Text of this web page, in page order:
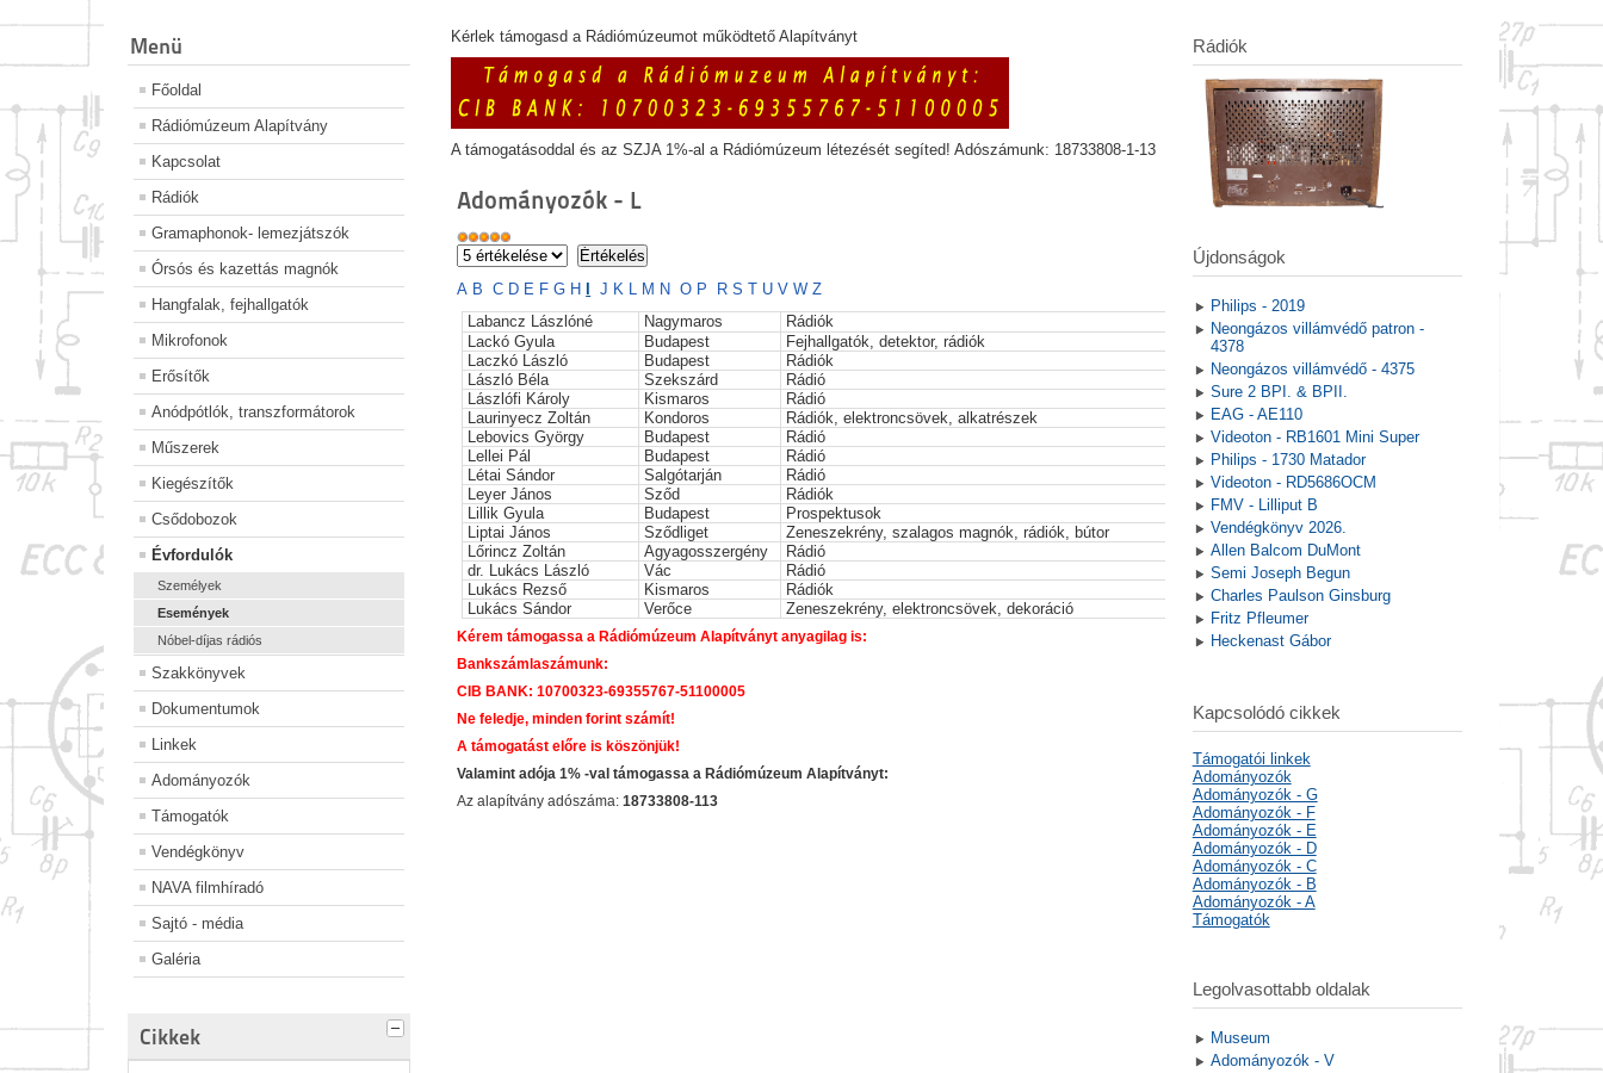
Menü
Főoldal
Rádiómúzeum Alapítvány
Kapcsolat
Rádiók
Gramaphonok- lemezjátszók
Órsós és kazettás magnók
Hangfalak, fejhallgatók
Mikrofonok
Erősítők
Anódpótlók, transzformátorok
Műszerek
Kiegészítők
Csődobozok
Évfordulók
Személyek
Események
Nóbel-díjas rádiós
Szakkönyvek
Dokumentumok
Linkek
Adományozók
Támogatók
Vendégkönyv
NAVA filmhíradó
Sajtó - média
Galéria
Cikkek
Kérlek támogasd a Rádiómúzeumot működtető Alapítványt
A támogatásoddal és az SZJA 1%-al a Rádiómúzeum létezését segíted! Adószámunk: 18733808-1-13
Adományozók - L
A BC D E F G H J K L M NO P R S T U V W Z
Labancz Lászlóné
Nagymaros
Rádiók
Lackó Gyula
Budapest
Fejhallgatók, detektor, rádiók
Laczkó László
Budapest
Rádiók
László Béla
Szekszárd
Rádió
Lászlófi Károly
Kismaros
Rádió
Laurinyecz Zoltán
Kondoros
Rádiók, elektroncsövek, alkatrészek
Lebovics György
Budapest
Rádió
Lellei Pál
Budapest
Rádió
Létai Sándor
Salgótarján
Rádió
Leyer János
Sződ
Rádiók
Lillik Gyula
Budapest
Prospektusok
Liptai János
Sződliget
Zeneszekrény, szalagos magnók, rádiók, bútor
Lőrincz Zoltán
Agyagosszergény
Rádió
dr. Lukács László
Vác
Rádió
Lukács Rezső
Kismaros
Rádiók
Lukács Sándor
Verőce Zeneszekrény, elektroncsövek, dekoráció
Kérem támogassa a Rádiómúzeum Alapítványt anyagilag is:
Bankszámlaszámunk:
CIB BANK: 10700323-69355767-51100005
Ne feledje, minden forint számít!
A támogatást előre is köszönjük!
Valamint adója 1% -val támogassa a Rádiómúzeum Alapítványt:
Az alapítvány adószáma:18733808-113
Rádiók
Újdonságok
Philips - 2019
Neongázos villámvédő patron -
4378
Neongázos villámvédő - 4375
Sure 2 BPI. & BPII.
EAG - AE110
Videoton - RB1601 Mini Super
Philips - 1730 Matador
Videoton - RD5686OCM
FMV - Lilliput B
Vendégkönyv 2026.
Allen Balcom DuMont
Semi Joseph Begun
Charles Paulson Ginsburg
Fritz Pfleumer
Heckenast Gábor
Kapcsolódó cikkek
Támogatói linkek
Adományozók
Adományozók - G
Adományozók - F
Adományozók - E
Adományozók - D
Adományozók - C
Adományozók - B
Adományozók - A
Támogatók
Legolvasottabb oldalak
Museum
Adományozók - V